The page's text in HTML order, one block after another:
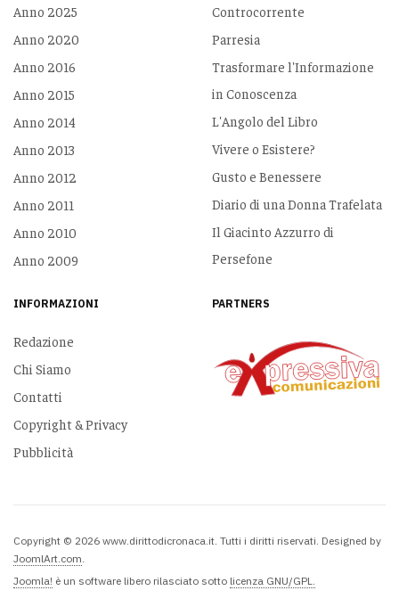
Anno 2025
Anno 2020
Anno 2016
Anno 2015
Anno 2014
Anno 2013
Anno 2012
Anno 2011
Anno 2010
Anno 2009
Controcorrente
Parresia
Trasformare l'Informazione
in Conoscenza
L'Angolo del Libro
Vivere o Esistere?
Gusto e Benessere
Diario di una Donna Trafelata
Il Giacinto Azzurro di
Persefone
INFORMAZIONI
Redazione
Chi Siamo
Contatti
Copyright & Privacy
Pubblicità
PARTNERS
Copyright © 2026 www.dirittodicronaca.it. Tutti i diritti riservati. Designed by
JoomlArt.com
Joomla! è un software libero rilasciato sotto licenza GNU/GPL.